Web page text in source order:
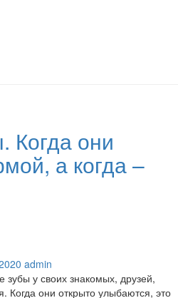
Когда они
а когда –
admin
у своих знакомых, друзей,
Когда они открыто улыбаются, это